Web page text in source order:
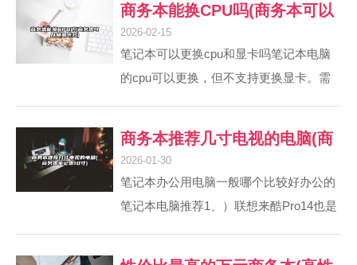
分辨率，配备护眼功能，长时间使用可减
少视觉疲劳。搭载英特尔酷睿i5处理器（8
核12线程），性能满足办公软件运行及轻
较高，适合预算严格的用户。3、在选择
两千到三千的游戏本...
商务本能换CPU吗(商务本可以
换显卡吗)
2026-02-15
笔记本可以更换cpu和显卡吗笔记本电脑
的cpu可以更换，但不支持更换显卡。需
则可以更换，结尾字母是Y或U的则不能更
换。需要注意散热情况，如果换了功率大
的cpu还需在BIOS里调整自动风扇转速。
商务本推荐几寸电视的电脑(商
务本笔记本10寸)
2026-01-30
笔记本办公用电脑一般哪个比较好办公的
笔记本电脑推荐1、）联想来酷Pro14也是